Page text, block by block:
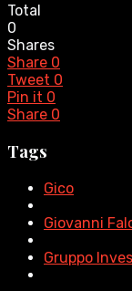
Total
0
Shares
Share 0
Tweet 0
Pin it 0
Share 0
Tags
Gico
Giovanni
Gruppo